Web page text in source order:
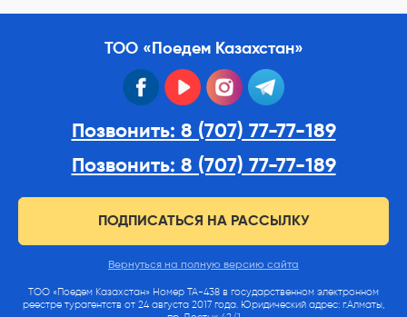
ТОО «Поедем Казахстан»
facebook youtube instagram
Позвонить: 8 (707) 77-77-189
Позвонить: 8 (707) 77-77-189
ПОДПИСАТЬСЯ НА РАССЫЛКУ
Вернуться на полную версию сайта
ТОО «Поедем Казахстан» Номер ТА-438 в государственном электронном
реестре турагентств от 24 августа 2017 года. Юридический адрес: г.Алматы,